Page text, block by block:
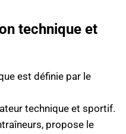
technique et
est définie par le
technique et sportif.
propose le